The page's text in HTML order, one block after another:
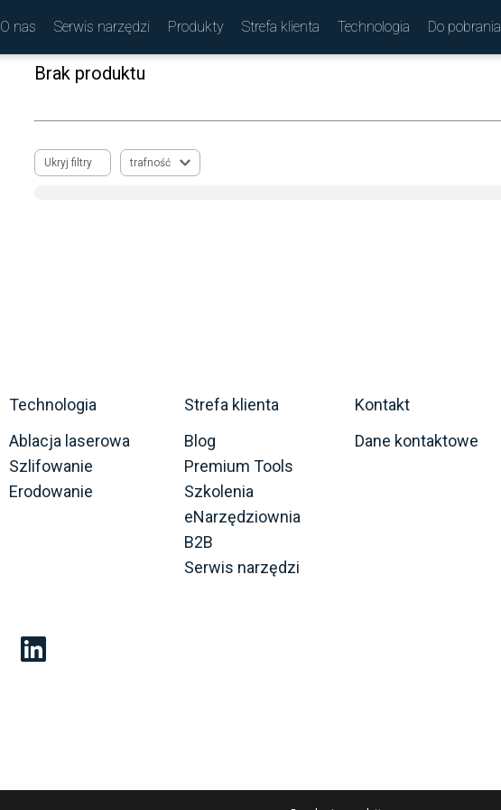
O nas Serwis narzędzi Produkty Strefa klienta Technologia Do pobrania
Brak produktu
Ukryj filtry trafność
Technologia
Ablacja laserowa
Szlifowanie
Erodowanie
Strefa klienta
Blog
Premium Tools
Szkolenia
eNarzędziownia
B2B
Serwis narzędzi
Kontakt
Dane kontaktowe